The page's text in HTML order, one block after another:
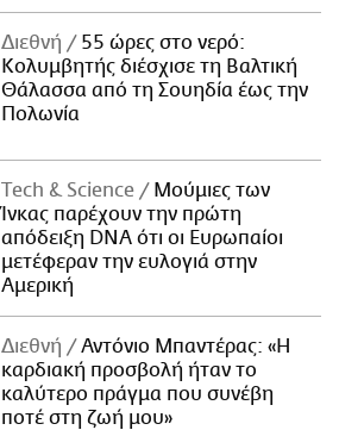
Διεθνή
55 ώρες στο νερό:
Κολυμβητής διέσχισε τη Βαλτική
Θάλασσα από τη Σουηδία έως την
Πολωνία
Τech & Science
Μούμιες των
Ίνκας παρέχουν την πρώτη
απόδειξη DNA ότι οι Ευρωπαίοι
μετέφεραν την ευλογιά στην
Αμερική
Διεθνή
Αντόνιο Μπαντέρας: «Η
καρδιακή προσβολή ήταν το
καλύτερο πράγμα που συνέβη
ποτέ στη ζωή μου»